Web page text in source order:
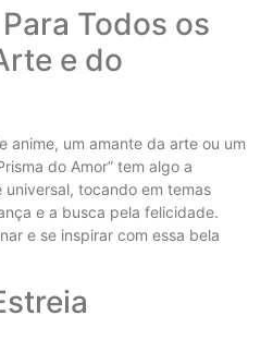
Todos os
e do
anime, um amante da arte ou um
do Amor” tem algo a
universal, tocando em temas
e a busca pela felicidade.
e se inspirar com essa bela